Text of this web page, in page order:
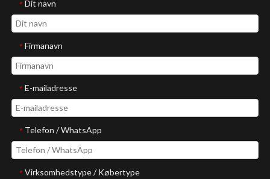
* Dit navn
* Firmanavn
* E-mailadresse
* Telefon / WhatsApp
* Virksomhedstype / Købertype